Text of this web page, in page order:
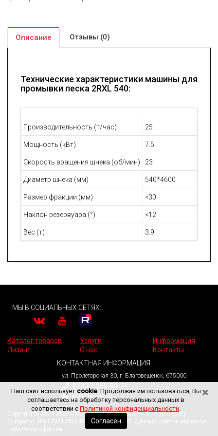
Описание Отзывы (0)
Технические характеристики машины для
промывки песка 2RXL 540:
Производительность (т/час) 25
Мощность (кВт) 7.5
Скорость вращения шнека (об/мин) 23
Диаметр шнека (мм) 540*4600
Размер фракции (мм) <30
Наклон резервуара (°) <12
Вес (т) 3.9
МЫ В СОЦИАЛЬНЫХ СЕТЯХ:
Каталог товаров Услуги
Информация
Лизинг
О нас
Контакты
КОНТАКТНАЯ ИНФОРМАЦИЯ
ул. Пролетарская 30, г. Благовещенск, 675000
8 (800) 550-88-74
info@specer.ru
Copyright © 2014-2026 ООО «СПЕЦЕР» («SPECER» Limited Liability
Company). ИНН 2801258647. КПП 280101001. Данный сайт не является
публичной офертой.
×
Наш сайт использует cookie. Продолжая им пользоваться, Вы
соглашаетесь на обработку персональных данных в
соответствии с Политикой конфиденциальности.
Согласен